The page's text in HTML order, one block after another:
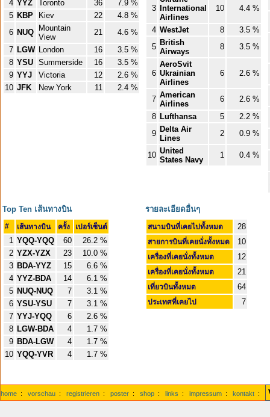
4 YYZ Toronto 36
7.9 %
5 KBP Kiev 22
4.8 %
6 NUQ
Mountain
View
21
4.6 %
7 LGW London 16
3.5 %
8 YSU Summerside 16
3.5 %
9 YYJ Victoria 12
2.6 %
10 JFK New York 11 2.4 %
3
International
Airlines
10 4.4 %
4 WestJet 8
3.5 %
5 British
Airways
8 3.5 %
6
AeroSvit
Ukrainian
Airlines
6 2.6 %
7 American
Airlines
6
2.6 %
8 Lufthansa 5
2.2 %
9 Delta Air
Lines
2 0.9 %
10 United
States Navy
1 0.4 %
Top Ten เส้นทางบิน
# เส้นทางบิน ครั้ง เปอร์เซ็นต์
1 YQQ-YQQ 60
26.2 %
2 YZX-YZX 23
10.0 %
3 BDA-YYZ 15
6.6 %
4 YYZ-BDA 14
6.1 %
5 NUQ-NUQ 7
3.1 %
6 YSU-YSU 7
3.1 %
7 YYJ-YQQ 6
2.6 %
8 LGW-BDA 4
1.7 %
9 BDA-LGW 4
1.7 %
10 YQQ-YVR 4 1.7 %
รายละเอียดอื่นๆ
สนามบินที่เคยไปทั้งหมด 28
สายการบินที่เคยนั่งทั้งหมด 10
เครื่องที่เคยนั่งทั้งหมด 12
เครื่องที่เคยนั่งทั้งหมด 21
เที่ยวบินทั้งหมด 64
ประเทศที่เคยไป 7
home : vorschau : registrieren : poster : shop : links : impressum : kontakt :